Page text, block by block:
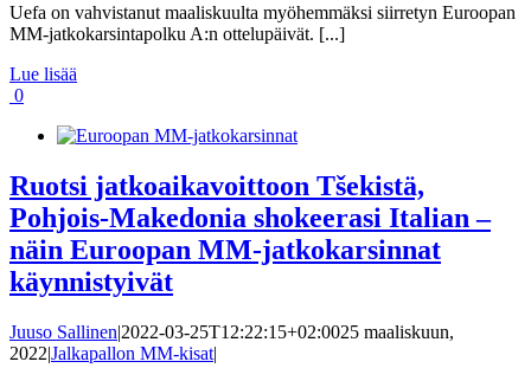
Uefa on vahvistanut maaliskuulta myöhemmäksi siirretyn Euroopan
MM-jatkokarsintapolku A:n ottelupäivät. [...]
Lue lisää
0
Ruotsi jatkoaikavoittoon Tšekistä,
Pohjois-Makedonia shokeerasi Italian –
näin Euroopan MM-jatkokarsinnat
käynnistyivät
Juuso Sallinen|2022-03-25T12:22:15+02:0025 maaliskuun,
2022|Jalkapallon MM-kisat|